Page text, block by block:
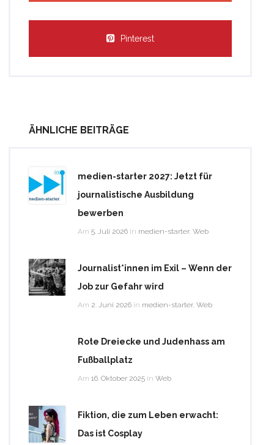
Pinterest
ÄHNLICHE BEITRÄGE
medien-starter 2027: Jetzt für
journalistische Ausbildung
bewerben
Am 5. Juli 2026 in medien-starter, Web
Journalist*innen im Exil – Wenn der
Job zur Gefahr wird
Am 2. Juni 2026 in medien-starter, Web
Rote Dreiecke und Judenhass am
Fußballplatz
Am 16. Oktober 2025 in Web
Fiktion, die zum Leben erwacht:
Das ist Cosplay